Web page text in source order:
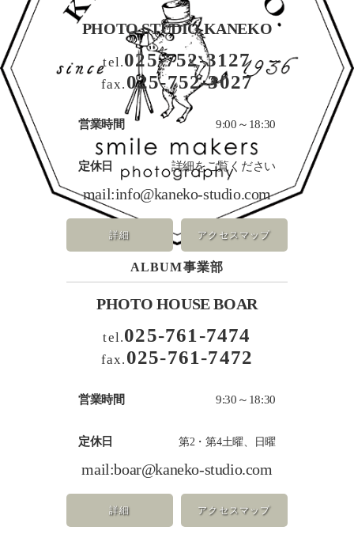
PHOTO STUDIO KANEKO
tel.025-752-3127
fax. 025-752-3027
営業時間 9:00～18:30
定休日 詳細をご覧ください
mail:info@kaneko-studio.com
詳細 アクセスマップ
ALBUM事業部
PHOTO HOUSE BOAR
tel.025-761-7474
fax. 025-761-7472
営業時間 9:30～18:30
定休日 第2・第4土曜、日曜
mail:boar@kaneko-studio.com
詳細 アクセスマップ